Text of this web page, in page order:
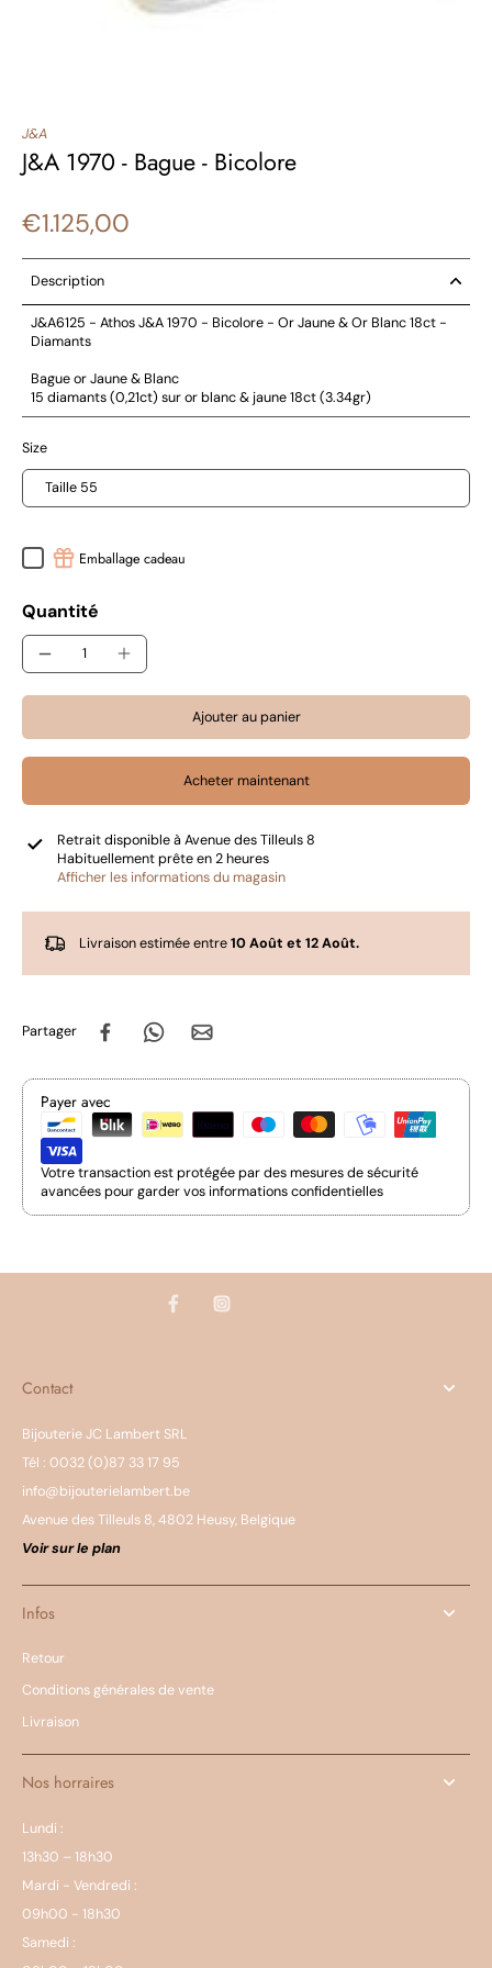
J&A
J&A 1970 - Bague - Bicolore
€1.125,00
Description
J&A6125 - Athos J&A 1970 - Bicolore - Or Jaune & Or Blanc 18ct -
Diamants
Bague or Jaune & Blanc
15 diamants (0,21ct) sur or blanc & jaune 18ct (3.34gr)
Size
Taille 55
Emballage cadeau
Quantité
Ajouter au panier
Acheter maintenant
Retrait disponible àAvenue des Tilleuls 8
Habituellement prête en 2 heures
Afficher les informations du magasin
Livraison estimée entre10 Août et 12 Août.
Partager
Payer avec
Votre transaction est protégée par des mesures de sécurité
avancées pour garder vos informations confidentielles
Contact
Bijouterie JC Lambert SRL
Tél : 0032 (0)87 33 17 95
info@bijouterielambert.be
Avenue des Tilleuls 8, 4802 Heusy, Belgique
Voir sur le plan
Infos
Retour
Conditions générales de vente
Livraison
Nos horraires
Lundi :
13h30 – 18h30
Mardi - Vendredi :
09h00 - 18h30
Samedi :